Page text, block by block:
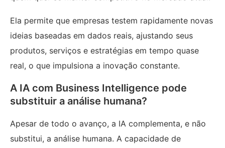
Ela permite que empresas testem rapidamente novas
ideias baseadas em dados reais, ajustando seus
produtos, serviços e estratégias em tempo quase
real, o que impulsiona a inovação constante.
A IA com Business Intelligence pode
substituir a análise humana?
Apesar de todo o avanço, a IA complementa, e não
substitui, a análise humana. A capacidade de